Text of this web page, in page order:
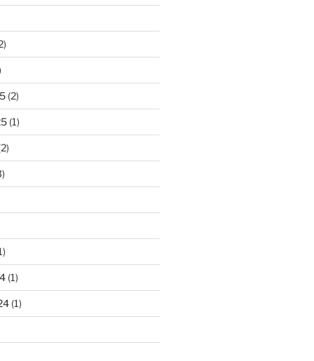
(2)
(1)
(1)
(1)